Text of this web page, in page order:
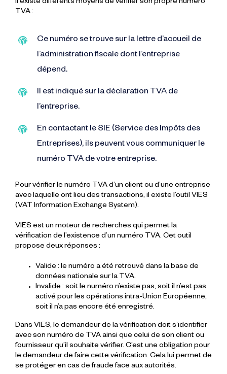
Il existe différents moyens de vérifier son propre numéro
TVA :
Ce numéro se trouve sur la lettre d’accueil de
l’administration fiscale dont l’entreprise
dépend.
Il est indiqué sur la déclaration TVA de
l’entreprise.
En contactant le SIE (Service des Impôts des
Entreprises), ils peuvent vous communiquer le
numéro TVA de votre entreprise.
Pour vérifier le numéro TVA d’un client ou d’une entreprise
avec laquelle ont lieu des transactions, il existe l’outil VIES
(VAT Information Exchange System).
VIES est un moteur de recherches qui permet la
vérification de l’existence d’un numéro TVA. Cet outil
propose deux réponses :
Valide : le numéro a été retrouvé dans la base de
données nationale sur la TVA.
Invalide : soit le numéro n’existe pas, soit il n’est pas
activé pour les opérations intra-Union Européenne,
soit il n’a pas encore été enregistré.
Dans VIES, le demandeur de la vérification doit s’identifier
avec son numéro de TVA ainsi que celui de son client ou
fournisseur qu’il souhaite vérifier. C’est une obligation pour
le demandeur de faire cette vérification. Cela lui permet de
se protéger en cas de fraude face aux autorités.